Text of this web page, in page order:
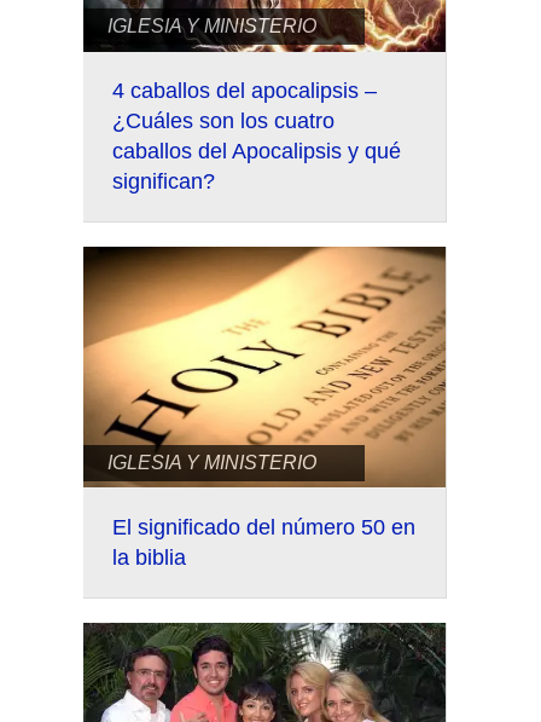
IGLESIA Y MINISTERIO
4 caballos del apocalipsis –
¿Cuáles son los cuatro
caballos del Apocalipsis y qué
significan?
IGLESIA Y MINISTERIO
El significado del número 50 en
la biblia